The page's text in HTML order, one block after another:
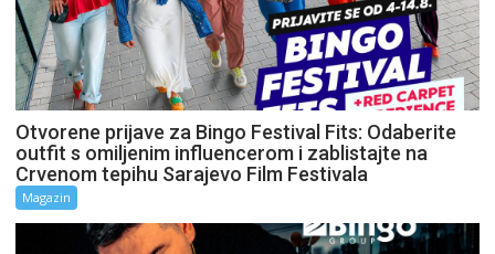
Otvorene prijave za Bingo Festival Fits: Odaberite
outfit s omiljenim influencerom i zablistajte na
Crvenom tepihu Sarajevo Film Festivala
Magazin